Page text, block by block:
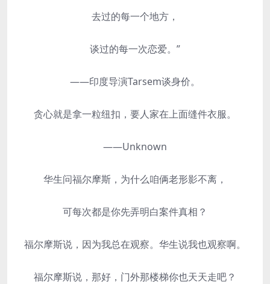
去过的每一个地方，
谈过的每一次恋爱。”
——印度导演Tarsem谈身价。
贪心就是拿一粒纽扣，要人家在上面缝件衣服。
——Unknown
华生问福尔摩斯，为什么咱俩老形影不离，
可每次都是你先弄明白案件真相？
福尔摩斯说，因为我总在观察。华生说我也观察啊。
福尔摩斯说，那好，门外那楼梯你也天天走吧？